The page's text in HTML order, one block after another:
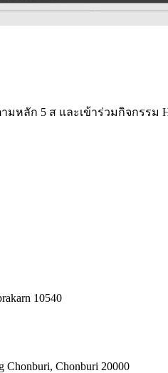
ลัก 5 ส และเข้าร่วมกิจกรรม
10540
Chonburi, Chonburi 20000